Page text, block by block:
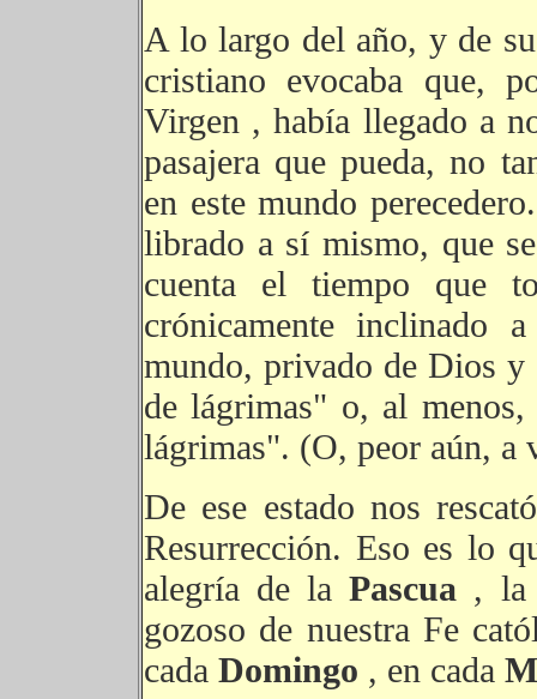
A lo largo del año, y de
cristiano evocaba que,
Virgen , había llegado a
pasajera que pueda, no
en este mundo
librado a sí mismo, que
cuenta el tiempo que
crónicamente inclinado
mundo, privado de Dios
de lágrimas" o, al
lágrimas". (O, peor aún, a
De ese estado nos
Resurrección. Eso es lo
alegría de laPascua , la
gozoso de nuestra Fe
cada Domingo , en cada